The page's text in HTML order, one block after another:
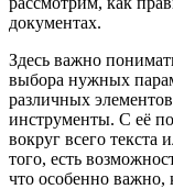
документах.
Здесь важно
выбора нужных
различных
инструменты. С её
вокруг всего текста
того, есть
что особенно важно,